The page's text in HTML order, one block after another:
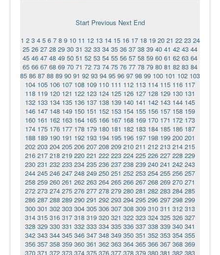
Start Previous Next End
1 2 3 4 5 6 7 8 9 10 11 12 13 14 15 16 17 18 19 20 21 22 23 24
25 26 27 28 29 30 31 32 33 34 35 36 37 38 39 40 41 42 43 44
45 46 47 48 49 50 51 52 53 54 55 56 57 58 59 60 61 62 63 64
65 66 67 68 69 70 71 72 73 74 75 76 77 78 79 80 81 82 83 84
85 86 87 88 89 90 91 92 93 94 95 96 97 98 99 100 101 102 103
104 105 106 107 108 109 110 111 112 113 114 115 116 117
118 119 120 121 122 123 124 125 126 127 128 129 130 131
132 133 134 135 136 137 138 139 140 141 142 143 144 145
146 147 148 149 150 151 152 153 154 155 156 157 158 159
160 161 162 163 164 165 166 167 168 169 170 171 172 173
174 175 176 177 178 179 180 181 182 183 184 185 186 187
188 189 190 191 192 193 194 195 196 197 198 199 200 201
202 203 204 205 206 207 208 209 210 211 212 213 214 215
216 217 218 219 220 221 222 223 224 225 226 227 228 229
230 231 232 233 234 235 236 237 238 239 240 241 242 243
244 245 246 247 248 249 250 251 252 253 254 255 256 257
258 259 260 261 262 263 264 265 266 267 268 269 270 271
272 273 274 275 276 277 278 279 280 281 282 283 284 285
286 287 288 289 290 291 292 293 294 295 296 297 298 299
300 301 302 303 304 305 306 307 308 309 310 311 312 313
314 315 316 317 318 319 320 321 322 323 324 325 326 327
328 329 330 331 332 333 334 335 336 337 338 339 340 341
342 343 344 345 346 347 348 349 350 351 352 353 354 355
356 357 358 359 360 361 362 363 364 365 366 367 368 369
370 371 372 373 374 375 376 377 378 379 380 381 382 383